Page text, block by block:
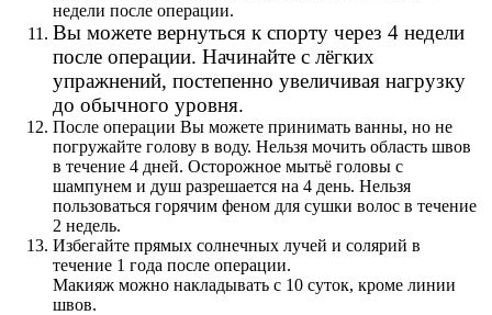
недели после операции.
Вы можете вернуться к спорту через 4 недели
после операции. Начинайте с лёгких
упражнений, постепенно увеличивая нагрузку
до обычного уровня.
После операции Вы можете принимать ванны, но не
погружайте голову в воду. Нельзя мочить область швов
в течение 4 дней. Осторожное мытьё головы с
шампунем и душ разрешается на 4 день. Нельзя
пользоваться горячим феном для сушки волос в течение
2 недель.
Избегайте прямых солнечных лучей и солярий в
течение 1 года после операции.
Макияж можно накладывать с 10 суток, кроме линии
швов.